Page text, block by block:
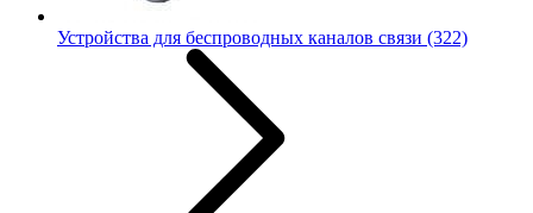
Устройства для беспроводных каналов связи (322)